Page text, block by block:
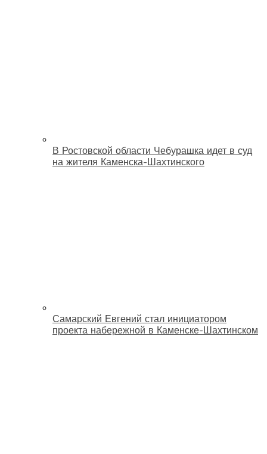
В Ростовской области Чебурашка идет в суд
на жителя Каменска-Шахтинского
Самарский Евгений стал инициатором
проекта набережной в Каменске-Шахтинском